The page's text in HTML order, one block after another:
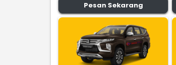
Pesan Sekarang